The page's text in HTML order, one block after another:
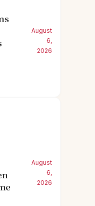
August
6,
2026
August
6,
2026